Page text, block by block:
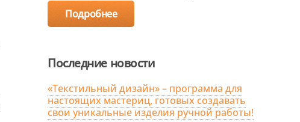
Подробнее
Последние новости
«Текстильный дизайн» – программа для
настоящих мастериц, готовых создавать
свои уникальные изделия ручной работы!